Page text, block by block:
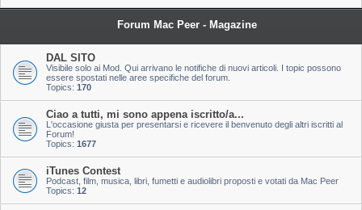
Forum Mac Peer - Magazine
DAL SITO
Visibile solo ai Mod. Qui arrivano le notifiche di nuovi articoli. I topic possono
essere spostati nelle aree specifiche del forum.
Topics: 170
Ciao a tutti, mi sono appena iscritto/a...
L'occasione giusta per presentarsi e ricevere il benvenuto degli altri iscritti al
Forum!
Topics: 1677
iTunes Contest
Podcast, film, musica, libri, fumetti e audiolibri proposti e votati da Mac Peer
Topics: 12